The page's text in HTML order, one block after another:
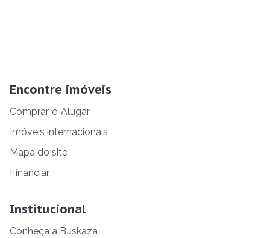
Encontre imóveis
Comprar e Alugar
Imóveis internacionais
Mapa do site
Financiar
Institucional
Conheça a Buskaza